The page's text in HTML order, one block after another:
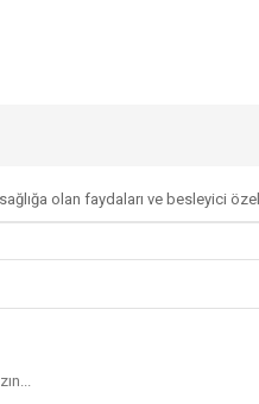
olan faydaları ve besleyici